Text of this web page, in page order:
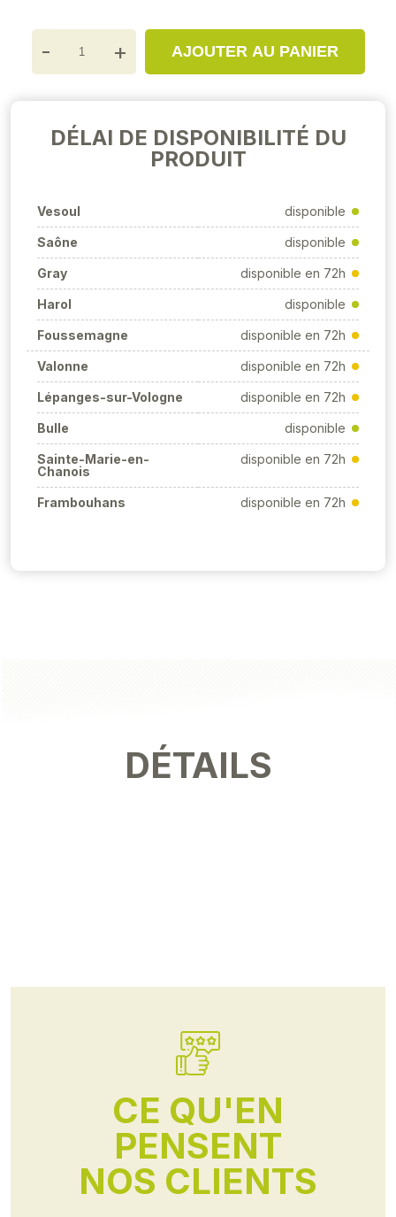
- + AJOUTER AU PANIER
DÉLAI DE DISPONIBILITÉ DU
PRODUIT
Vesoul disponible
Saône disponible
Gray disponible en 72h
Harol disponible
Foussemagne disponible en 72h
Valonne disponible en 72h
Lépanges-sur-Vologne disponible en 72h
Bulle disponible
Sainte-Marie-en-
Chanois
disponible en 72h
Frambouhans disponible en 72h
DÉTAILS
CE QU'EN
PENSENT
NOS CLIENTS